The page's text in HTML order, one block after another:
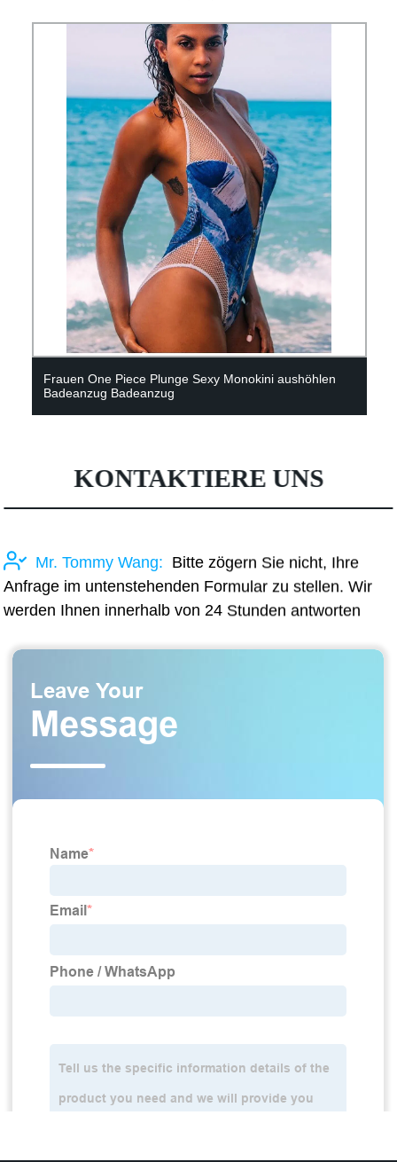
Frauen One Piece Plunge Sexy Monokini aushöhlen
Badeanzug Badeanzug
KONTAKTIERE UNS
Mr. Tommy Wang: Bitte zögern Sie nicht, Ihre
Anfrage im untenstehenden Formular zu stellen. Wir
werden Ihnen innerhalb von 24 Stunden antworten